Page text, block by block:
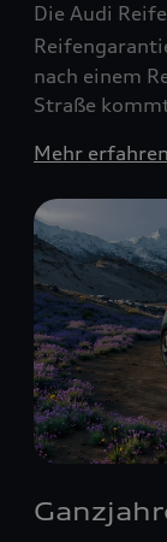
Die Audi
nach einem
Straße
Mehr erfahren